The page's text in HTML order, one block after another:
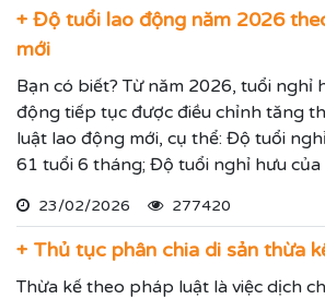
+ Độ tuổi lao động năm 2026
mới
Bạn có biết? Từ năm 2026, tuổi nghỉ
động tiếp tục được điều chỉnh tăng
luật lao động mới, cụ thể: Độ tuổi
61 tuổi 6 tháng; Độ tuổi nghỉ hưu của
23/02/2026 277420
+ Thủ tục phân chia di sản thừa
Thừa kế theo pháp luật là việc dịch